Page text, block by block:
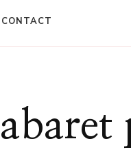
CONTACT